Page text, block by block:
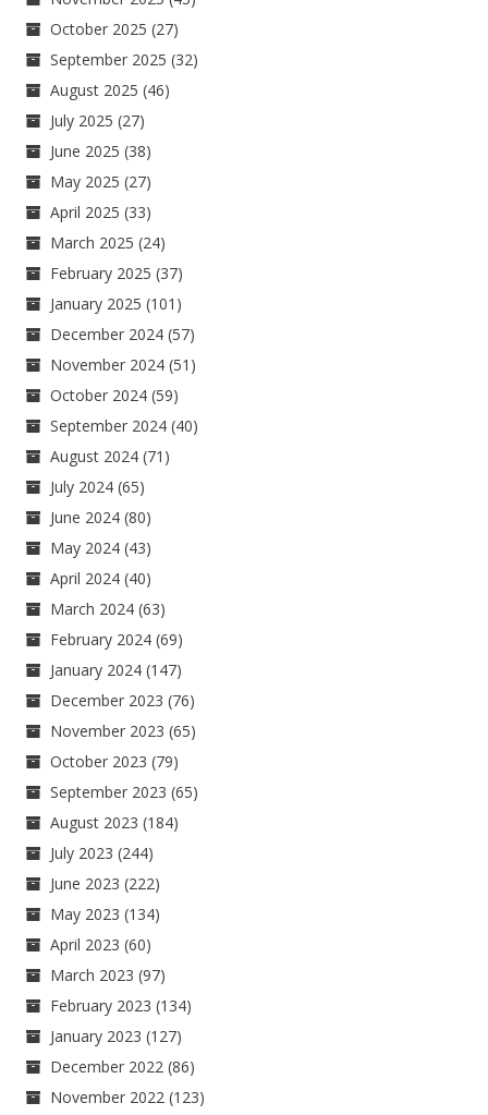
October 2025 (27)
September 2025 (32)
August 2025 (46)
July 2025 (27)
June 2025 (38)
May 2025 (27)
April 2025 (33)
March 2025 (24)
February 2025 (37)
January 2025 (101)
December 2024 (57)
November 2024 (51)
October 2024 (59)
September 2024 (40)
August 2024 (71)
July 2024 (65)
June 2024 (80)
May 2024 (43)
April 2024 (40)
March 2024 (63)
February 2024 (69)
January 2024 (147)
December 2023 (76)
November 2023 (65)
October 2023 (79)
September 2023 (65)
August 2023 (184)
July 2023 (244)
June 2023 (222)
May 2023 (134)
April 2023 (60)
March 2023 (97)
February 2023 (134)
January 2023 (127)
December 2022 (86)
November 2022 (123)